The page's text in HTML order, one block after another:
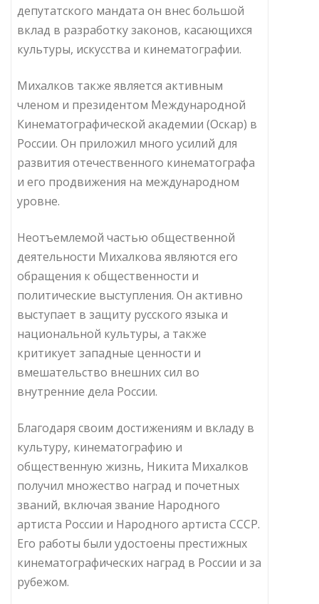
депутатского мандата он внес большой
вклад в разработку законов, касающихся
культуры, искусства и кинематографии.
Михалков также является активным
членом и президентом Международной
Кинематографической академии (Оскар) в
России. Он приложил много усилий для
развития отечественного кинематографа
и его продвижения на международном
уровне.
Неотъемлемой частью общественной
деятельности Михалкова являются его
обращения к общественности и
политические выступления. Он активно
выступает в защиту русского языка и
национальной культуры, а также
критикует западные ценности и
вмешательство внешних сил во
внутренние дела России.
Благодаря своим достижениям и вкладу в
культуру, кинематографию и
общественную жизнь, Никита Михалков
получил множество наград и почетных
званий, включая звание Народного
артиста России и Народного артиста СССР.
Его работы были удостоены престижных
кинематографических наград в России и за
рубежом.